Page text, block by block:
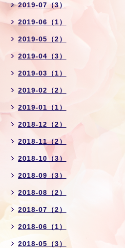
2019-07（3）
2019-06（1）
2019-05（2）
2019-04（3）
2019-03（1）
2019-02（2）
2019-01（1）
2018-12（2）
2018-11（2）
2018-10（3）
2018-09（3）
2018-08（2）
2018-07（2）
2018-06（1）
2018-05（3）